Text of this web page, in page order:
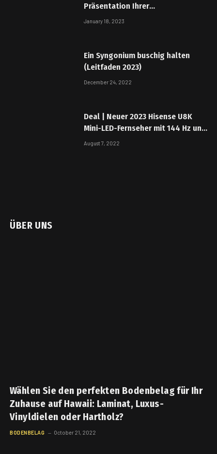
Präsentation Ihrer
Zimmerpflanzen im Jahr 2023
January 18, 2023
Ein Syngonium buschig halten
(Leitfaden 2023)
December 24, 2022
Deal | Neuer 2023 Hisense U8K
Mini-LED-Fernseher mit 144 Hz und
1.500 Nits bereits um 38 %
August 7, 2022
ÜBER UNS
Wählen Sie den perfekten Bodenbelag für Ihr
Zuhause auf Hawaii: Laminat, Luxus-
Vinyldielen oder Hartholz?
BODENBELAG October 21, 2022